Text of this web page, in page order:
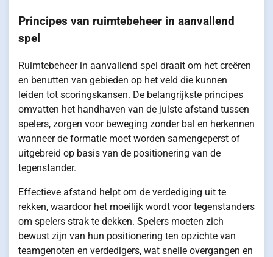
Principes van ruimtebeheer in aanvallend
spel
Ruimtebeheer in aanvallend spel draait om het creëren
en benutten van gebieden op het veld die kunnen
leiden tot scoringskansen. De belangrijkste principes
omvatten het handhaven van de juiste afstand tussen
spelers, zorgen voor beweging zonder bal en herkennen
wanneer de formatie moet worden samengeperst of
uitgebreid op basis van de positionering van de
tegenstander.
Effectieve afstand helpt om de verdediging uit te
rekken, waardoor het moeilijk wordt voor tegenstanders
om spelers strak te dekken. Spelers moeten zich
bewust zijn van hun positionering ten opzichte van
teamgenoten en verdedigers, wat snelle overgangen en